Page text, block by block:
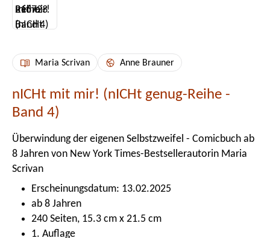
Maria Scrivan Anne Brauner
nICHt mit mir! (nICHt genug-Reihe -
Band 4)
Überwindung der eigenen Selbstzweifel - Comicbuch ab
8 Jahren von New York Times-Bestsellerautorin Maria
Scrivan
Erscheinungsdatum: 13.02.2025
ab 8 Jahren
240 Seiten, 15.3 cm x 21.5 cm
1. Auflage